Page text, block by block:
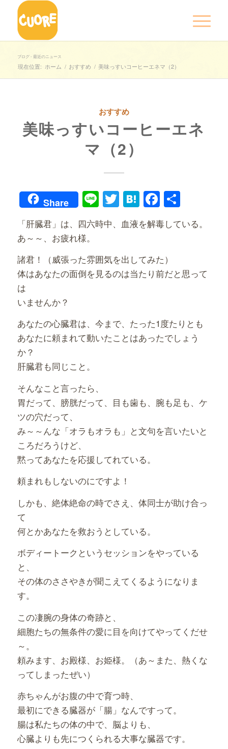
ブログ - 最近のニュース
現在位置: ホーム / おすすめ / 美味っすいコーヒーエネマ（2）
おすすめ
美味っすいコーヒーエネ
マ（2）
Share LineTwitter
Hatena共
有
「肝臓君」は、四六時中、血液を解毒している。
あ～～、お疲れ様。
諸君！（威張った雰囲気を出してみた）
体はあなたの面倒を見るのは当たり前だと思って
は
いませんか？
あなたの心臓君は、今まで、たった1度たりとも
あなたに頼まれて動いたことはあったでしょう
か？
肝臓君も同じこと。
そんなこと言ったら、
胃だって、膀胱だって、目も歯も、腕も足も、ケ
ツの穴だって、
み～～んな「オラもオラも」と文句を言いたいと
ころだろうけど、
黙ってあなたを応援してれている。
頼まれもしないのにですよ！
しかも、絶体絶命の時でさえ、体同士が助け合っ
て
何とかあなたを救おうとしている。
ボディートークというセッションをやっている
と、
その体のささやきが聞こえてくるようになりま
す。
この凄腕の身体の奇跡と、
細胞たちの無条件の愛に目を向けてやってくだせ
～。
頼みます、お殿様、お姫様。（あ～また、熱くな
ってしまったぜい）
赤ちゃんがお腹の中で育つ時、
最初にできる臓器が「腸」なんですって。
腸は私たちの体の中で、脳よりも、
心臓よりも先につくられる大事な臓器です。